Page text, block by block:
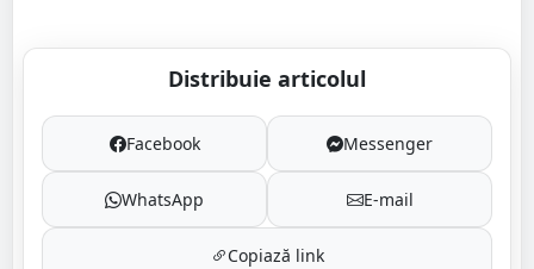
Distribuie articolul
Facebook Messenger
WhatsApp E-mail
Copiază link